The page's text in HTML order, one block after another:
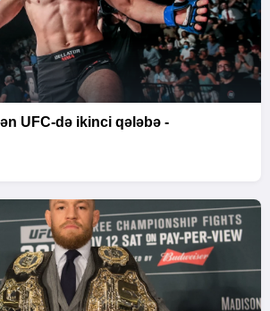
Tofiq Musayevdən UFC-də ikinci qələbə -